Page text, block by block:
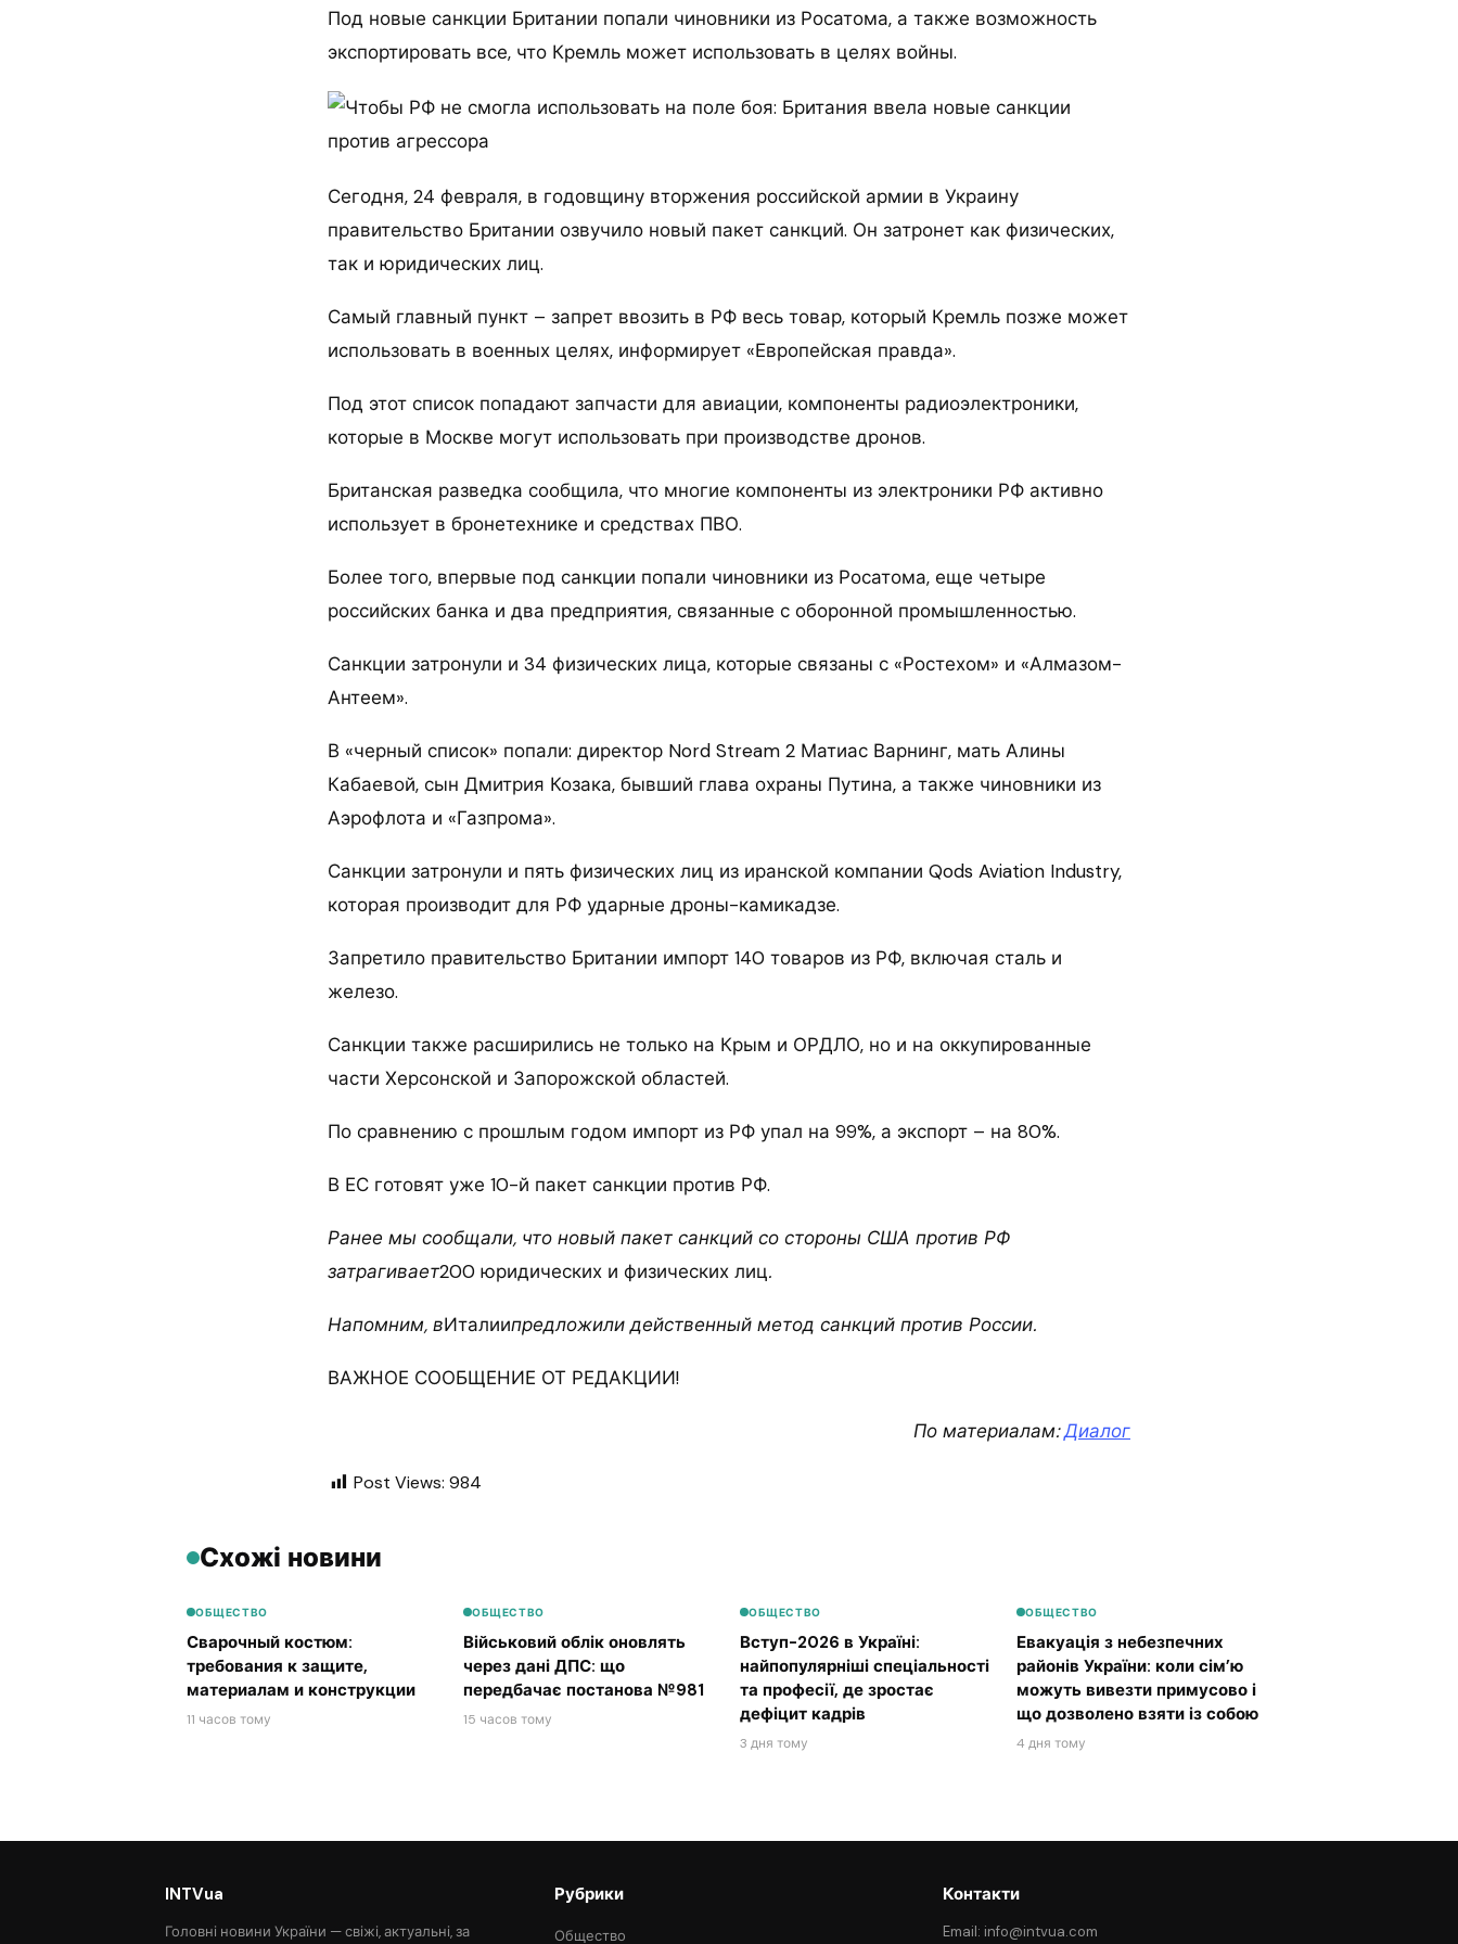
Под новые санкции Британии попали чиновники из Росатома, а также возможность
экспортировать все, что Кремль может использовать в целях войны.
Сегодня, 24 февраля, в годовщину вторжения российской армии в Украину
правительство Британии озвучило новый пакет санкций. Он затронет как физических,
так и юридических лиц.
Самый главный пункт – запрет ввозить в РФ весь товар, который Кремль позже может
использовать в военных целях, информирует «Европейская правда».
Под этот список попадают запчасти для авиации, компоненты радиоэлектроники,
которые в Москве могут использовать при производстве дронов.
Британская разведка сообщила, что многие компоненты из электроники РФ активно
использует в бронетехнике и средствах ПВО.
Более того, впервые под санкции попали чиновники из Росатома, еще четыре
российских банка и два предприятия, связанные с оборонной промышленностью.
Санкции затронули и 34 физических лица, которые связаны с «Ростехом» и «Алмазом-
Антеем».
В «черный список» попали: директор Nord Stream 2 Матиас Варнинг, мать Алины
Кабаевой, сын Дмитрия Козака, бывший глава охраны Путина, а также чиновники из
Аэрофлота и «Газпрома».
Санкции затронули и пять физических лиц из иранской компании Qods Aviation Industry,
которая производит для РФ ударные дроны-камикадзе.
Запретило правительство Британии импорт 140 товаров из РФ, включая сталь и
железо.
Санкции также расширились не только на Крым и ОРДЛО, но и на оккупированные
части Херсонской и Запорожской областей.
По сравнению с прошлым годом импорт из РФ упал на 99%, а экспорт – на 80%.
В ЕС готовят уже 10-й пакет санкции против РФ.
Ранее мы сообщали, что новый пакет санкций со стороны США против РФ
затрагивает200 юридических и физических лиц.
Напомним, вИталиипредложили действенный метод санкций против России.
ВАЖНОЕ СООБЩЕНИЕ ОТ РЕДАКЦИИ!
По материалам:Диалог
Post Views: 984
Схожі новини
ОБЩЕСТВО
Сварочный костюм:
требования к защите,
материалам и конструкции
11 часов тому
ОБЩЕСТВО
Військовий облік оновлять
через дані ДПС: що
передбачає постанова №981
15 часов тому
ОБЩЕСТВО
Вступ-2026 в Україні:
найпопулярніші спеціальності
та професії, де зростає
дефіцит кадрів
3 дня тому
ОБЩЕСТВО
Евакуація з небезпечних
районів України: коли сім’ю
можуть вивезти примусово і
що дозволено взяти із собою
4 дня тому
INTVua
Головні новини України — свіжі, актуальні, за
Рубрики
Общество
Контакти
Email: info@intvua.com